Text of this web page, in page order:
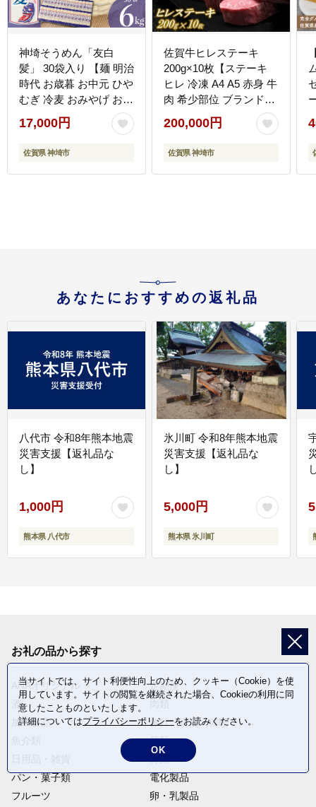
神埼そうめん「友白
髪」 30袋入り 【麺 明治
時代 お歳暮 お中元 ひや
むぎ 冷麦 おみやげ お土
産 夏】(H045103)
17,000円
佐賀県 神埼市
佐賀牛ヒレステーキ
200g×10枚【ステーキ
ヒレ 冷凍 A4 A5 赤身 牛
肉 希少部位 ブランド牛
送料無料 人気 ランキン
グ 佐賀県産 黒毛和牛】
(H065117)
200,000円
佐賀県 神埼市
あなたにおすすめの返礼品
八代市 令和8年熊本地震
災害支援【返礼品な
し】
1,000円
熊本県 八代市
氷川町 令和8年熊本地震
災害支援【返礼品な
し】
5,000円
熊本県 氷川町
お礼の品から探す
ANAオリジナル
定期便
酒
加工食品
旅行・宿泊・体験
麺類
パン・菓子類
電化製品
フルーツ
卵・乳製品
当サイトでは、サイト利便性向上のため、クッキー（Cookie）を使
用しています。サイトの閲覧を継続された場合、Cookieの利用に同
意したことものといたします。
詳細についてはプライバシーポリシーをお読みください。
OK